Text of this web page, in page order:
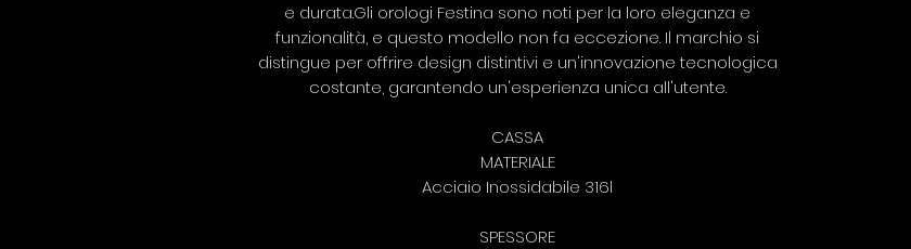
e durata.Gli orologi Festina sono noti per la loro eleganza e
funzionalità, e questo modello non fa eccezione. Il marchio si
distingue per offrire design distintivi e un'innovazione tecnologica
costante, garantendo un'esperienza unica all'utente.
CASSA
MATERIALE
Acciaio Inossidabile 316l
SPESSORE